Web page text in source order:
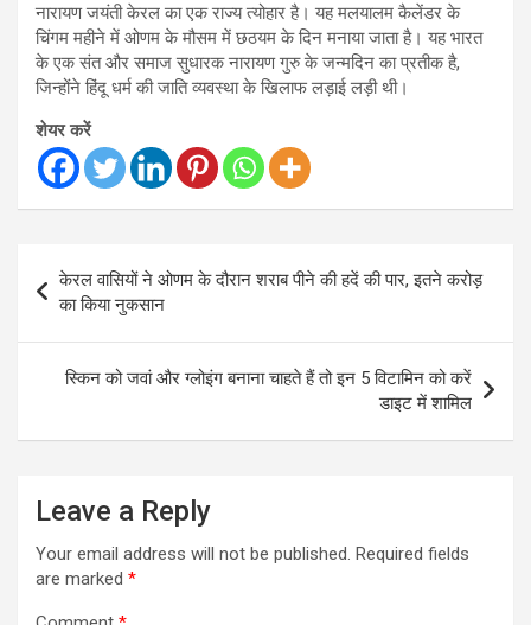
नारायण जयंती केरल का एक राज्य त्योहार है। यह मलयालम कैलेंडर के
चिंगम महीने में ओणम के मौसम में छठयम के दिन मनाया जाता है। यह भारत
के एक संत और समाज सुधारक नारायण गुरु के जन्मदिन का प्रतीक है,
जिन्होंने हिंदू धर्म की जाति व्यवस्था के खिलाफ लड़ाई लड़ी थी।
शेयर करें
Post
navigation
केरल वासियों ने ओणम के दौरान शराब पीने की हदें की पार, इतने करोड़
का किया नुकसान
स्किन को जवां और ग्लोइंग बनाना चाहते हैं तो इन 5 विटामिन को करें
डाइट में शामिल
Leave a Reply
Your email address will not be published. Required fields
are marked *